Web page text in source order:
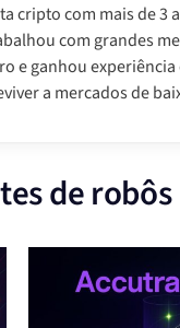
cripto com mais de 3
com grandes
e ganhou
a mercados de
de robôs